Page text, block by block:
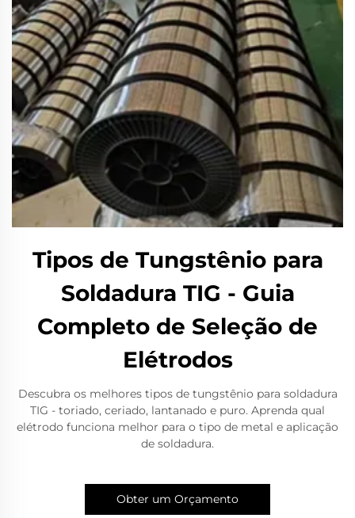
Tipos de Tungstênio para
Soldadura TIG - Guia
Completo de Seleção de
Elétrodos
Descubra os melhores tipos de tungstênio para soldadura
TIG - toriado, ceriado, lantanado e puro. Aprenda qual
elétrodo funciona melhor para o tipo de metal e aplicação
de soldadura.
Obter um Orçamento